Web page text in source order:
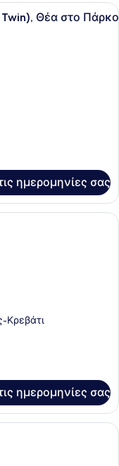
Δίκλινο Δωμάτιο
Θέα στο Πάρκο
ημερομηνίες σας
δωμάτιο
Κρεβάτι
ημερομηνίες σας
δωμάτιο